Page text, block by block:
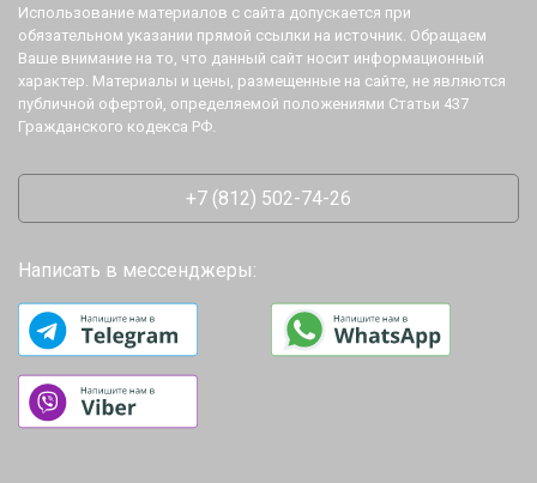
Использование материалов с сайта допускается при
обязательном указании прямой ссылки на источник. Обращаем
Ваше внимание на то, что данный сайт носит информационный
характер. Материалы и цены, размещенные на сайте, не являются
публичной офертой, определяемой положениями Статьи 437
Гражданского кодекса РФ.
+7 (812) 502-74-26
Написать в мессенджеры: